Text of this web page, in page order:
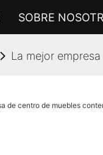
SOBRE
La mejor